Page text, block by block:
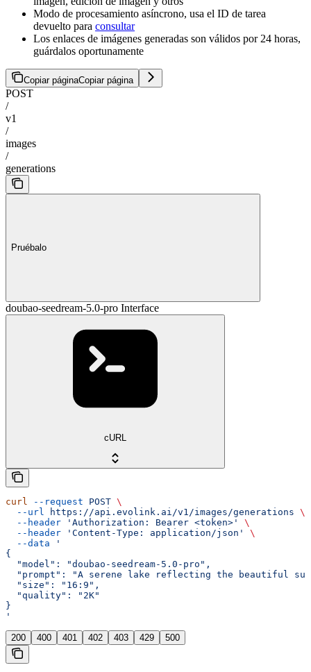
Modo de procesamiento asíncrono, usa el ID de tarea
devuelto para consultar
Los enlaces de imágenes generadas son válidos por 24 horas,
guárdalos oportunamente
Copiar páginaCopiar página
POST
/
v1
/
images
/
generations
Pruébalo
doubao-seedream-5.0-pro Interface
cURL
curl --request POST \
  --url
https://api.evolink.ai/v1/images/generations \
  --header
'Authorization: Bearer <token>'
\
  --header
'Content-Type: application/json'
\
  --data
'
{
  "model": "doubao-seedream-5.0-pro",
"prompt": "A serene lake reflecting the beautiful
  "size": "16:9",
  "quality": "2K"
}
'
200 400 401 402 403 429 500